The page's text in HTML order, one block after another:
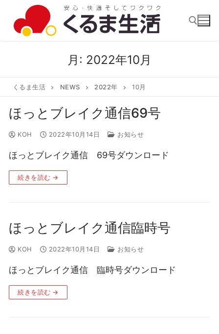
検索:
月: 2022年10月
くるま生活 NEWS 2022年 10月
ほっとブレイク通信69号
KOH 2022年10月14日 お知らせ
ほっとブレイク通信 69号ダウンロード
続きを読む →
ほっとブレイク通信臨時号
KOH 2022年10月14日 お知らせ
ほっとブレイク通信 臨時号ダウンロード
続きを読む →